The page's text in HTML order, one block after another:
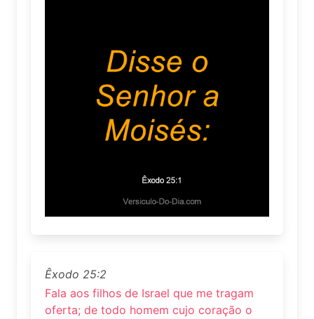
Êxodo 25:2
Fala aos filhos de Israel que me tragam
oferta; de todo homem cujo coração o